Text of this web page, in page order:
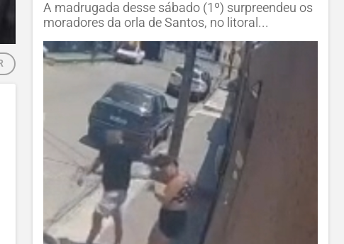
A madrugada desse sábado (1º) surpreendeu os
moradores da orla de Santos, no litoral...